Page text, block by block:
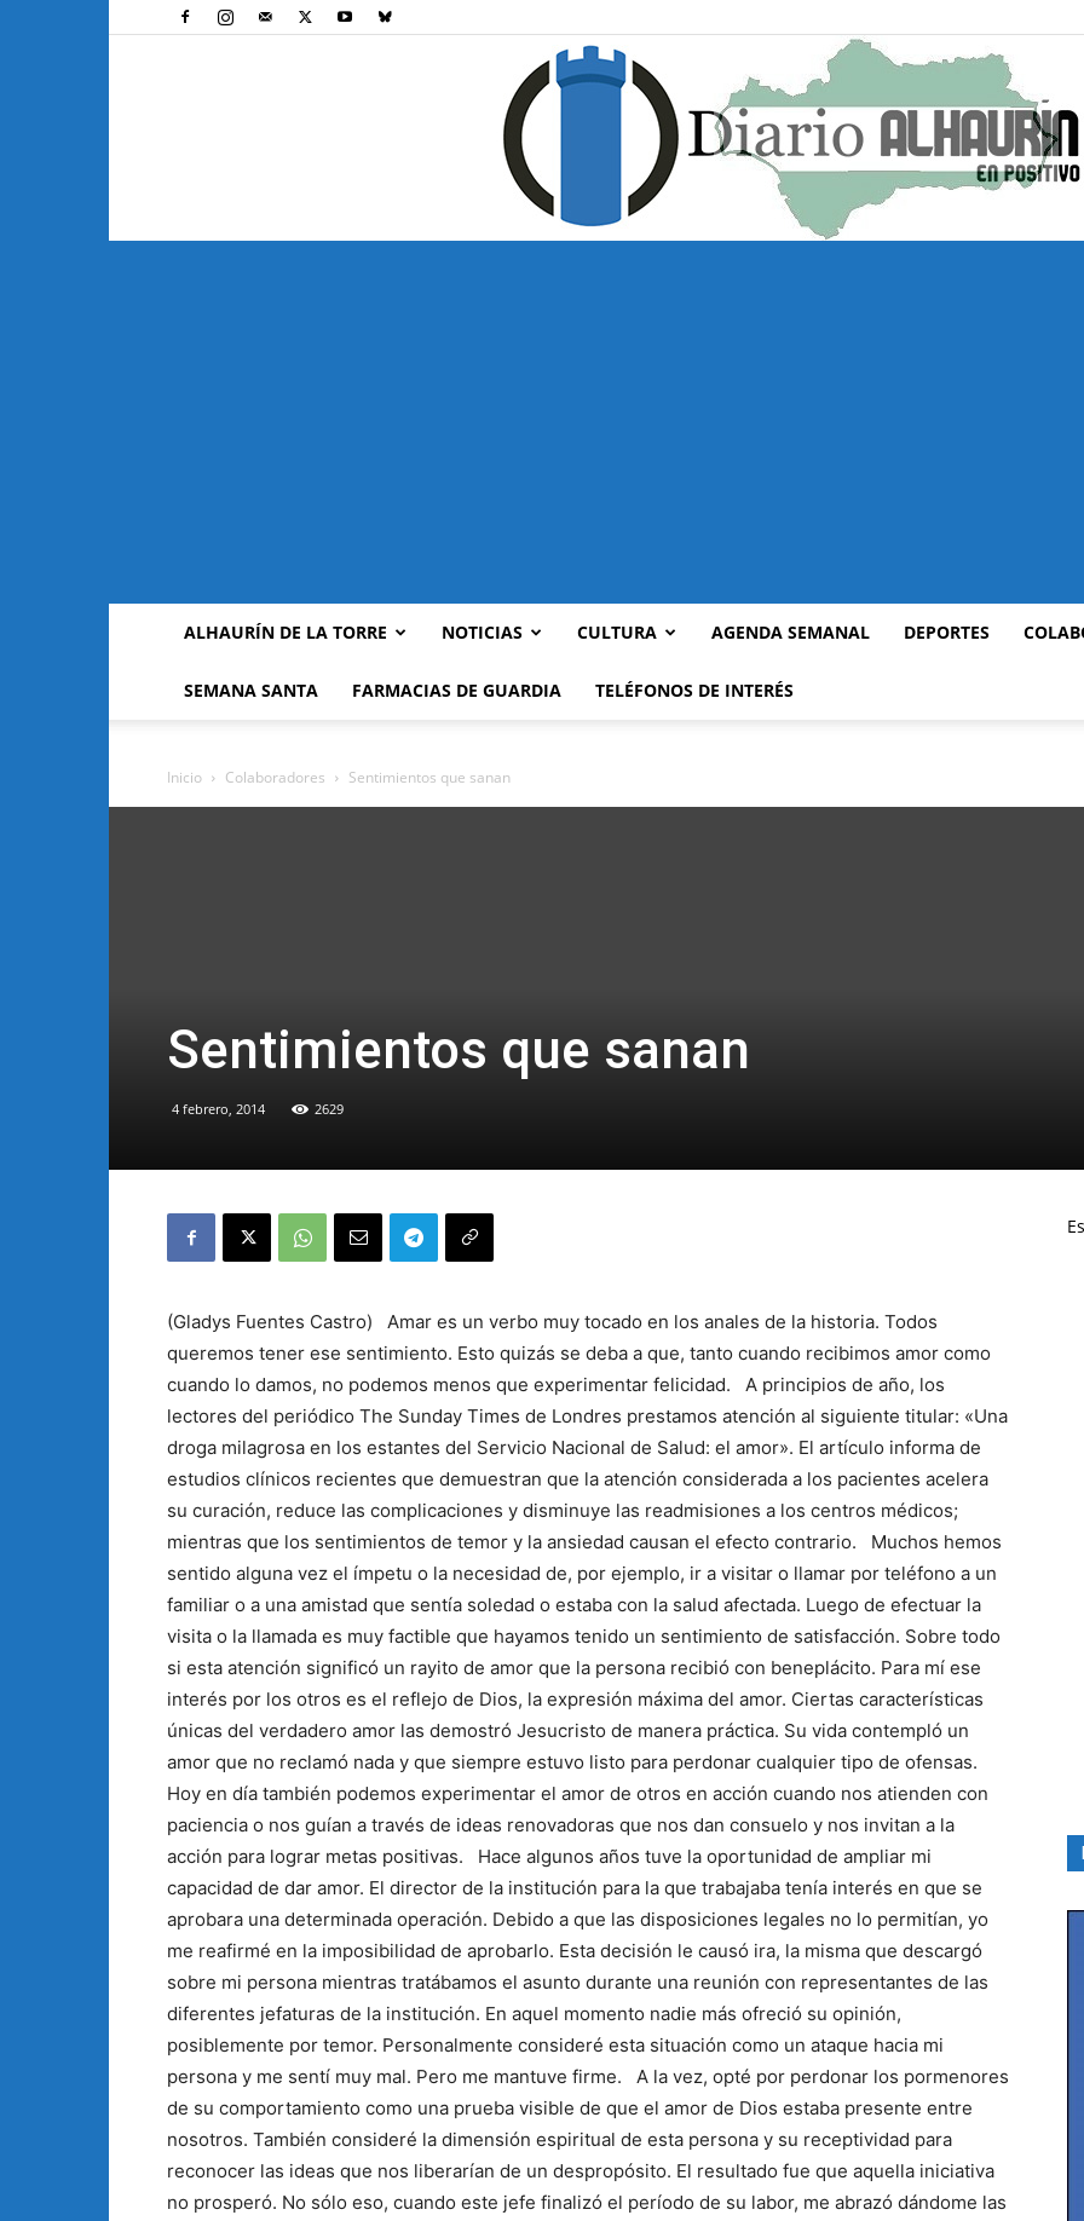
ALHAURÍN DE LA TORRE NOTICIAS CULTURA AGENDA SEMANAL DEPORTES
SEMANA SANTA FARMACIAS DE GUARDIA TELÉFONOS DE INTERÉS
Inicio Colaboradores Sentimientos que sanan
Sentimientos que sanan
4 febrero, 2014 2629
(Gladys Fuentes Castro) Amar es un verbo muy tocado en los anales de la historia. Todos
queremos tener ese sentimiento. Esto quizás se deba a que, tanto cuando recibimos amor como
cuando lo damos, no podemos menos que experimentar felicidad. A principios de año, los
lectores del periódico The Sunday Times de Londres prestamos atención al siguiente titular: «Una
droga milagrosa en los estantes del Servicio Nacional de Salud: el amor». El artículo informa de
estudios clínicos recientes que demuestran que la atención considerada a los pacientes acelera
su curación, reduce las complicaciones y disminuye las readmisiones a los centros médicos;
mientras que los sentimientos de temor y la ansiedad causan el efecto contrario. Muchos hemos
sentido alguna vez el ímpetu o la necesidad de, por ejemplo, ir a visitar o llamar por teléfono a un
familiar o a una amistad que sentía soledad o estaba con la salud afectada. Luego de efectuar la
visita o la llamada es muy factible que hayamos tenido un sentimiento de satisfacción. Sobre todo
si esta atención significó un rayito de amor que la persona recibió con beneplácito. Para mí ese
interés por los otros es el reflejo de Dios, la expresión máxima del amor. Ciertas características
únicas del verdadero amor las demostró Jesucristo de manera práctica. Su vida contempló un
amor que no reclamó nada y que siempre estuvo listo para perdonar cualquier tipo de ofensas.
Hoy en día también podemos experimentar el amor de otros en acción cuando nos atienden con
paciencia o nos guían a través de ideas renovadoras que nos dan consuelo y nos invitan a la
acción para lograr metas positivas. Hace algunos años tuve la oportunidad de ampliar mi
capacidad de dar amor. El director de la institución para la que trabajaba tenía interés en que se
aprobara una determinada operación. Debido a que las disposiciones legales no lo permitían, yo
me reafirmé en la imposibilidad de aprobarlo. Esta decisión le causó ira, la misma que descargó
sobre mi persona mientras tratábamos el asunto durante una reunión con representantes de las
diferentes jefaturas de la institución. En aquel momento nadie más ofreció su opinión,
posiblemente por temor. Personalmente consideré esta situación como un ataque hacia mi
persona y me sentí muy mal. Pero me mantuve firme. A la vez, opté por perdonar los pormenores
de su comportamiento como una prueba visible de que el amor de Dios estaba presente entre
nosotros. También consideré la dimensión espiritual de esta persona y su receptividad para
reconocer las ideas que nos liberarían de un despropósito. El resultado fue que aquella iniciativa
no prosperó. No sólo eso, cuando este jefe finalizó el período de su labor, me abrazó dándome las